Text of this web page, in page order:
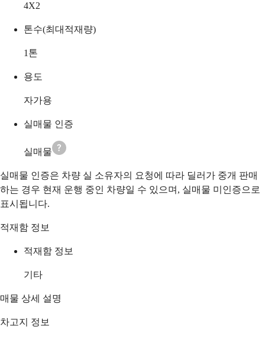
4X2
톤수(최대적재량)
1 톤
용도
자가용
실매물 인증
실매물
실매물 인증은 차량 실 소유자의 요청에 따라 딜러가 중개 판매
하는 경우 현재 운행 중인 차량일 수 있으며, 실매물 미인증으로
표시됩니다.
적재함 정보
적재함 정보
기타
매물 상세 설명
차고지 정보